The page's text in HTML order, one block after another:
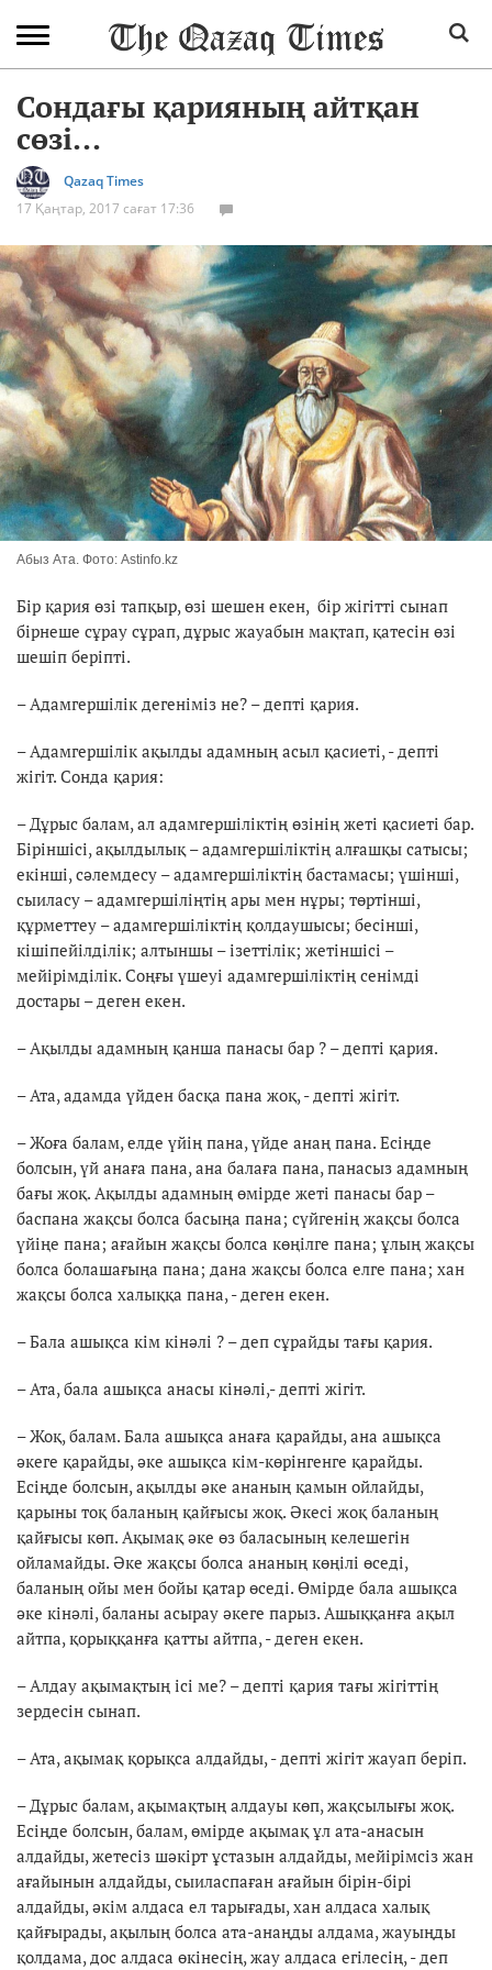
Сондағы қарияның айтқан
сөзі...
Qazaq Times
17 Қаңтар, 2017 сағат 17:36
Абыз Ата. Фото: Astinfo.kz
Бір қария өзі тапқыр, өзі шешен екен, бір жігітті сынап
бірнеше сұрау сұрап, дұрыс жауабын мақтап, қатесін өзі
шешіп беріпті.
– Адамгершілік дегеніміз не? – депті қария.
– Адамгершілік ақылды адамның асыл қасиеті, - депті
жігіт. Сонда қария:
– Дұрыс балам, ал адамгершіліктің өзінің жеті қасиеті бар.
Біріншісі, ақылдылық – адамгершіліктің алғашқы сатысы;
екінші, сәлемдесу – адамгершіліктің бастамасы; үшінші,
сыиласу – адамгершіліңтің ары мен нұры; төртінші,
құрметтеу – адамгершіліктің қолдаушысы; бесінші,
кішіпейілділік; алтыншы – ізеттілік; жетіншісі –
мейірімділік. Соңғы үшеуі адамгершіліктің сенімді
достары – деген екен.
– Ақылды адамның қанша панасы бар ? – депті қария.
– Ата, адамда үйден басқа пана жоқ, - депті жігіт.
– Жоға балам, елде үйің пана, үйде анаң пана. Есіңде
болсын, үй анаға пана, ана балаға пана, панасыз адамның
бағы жоқ. Ақылды адамның өмірде жеті панасы бар –
баспана жақсы болса басыңа пана; сүйгенің жақсы болса
үйіңе пана; ағайын жақсы болса көңілге пана; ұлың жақсы
болса болашағыңа пана; дана жақсы болса елге пана; хан
жақсы болса халыққа пана, - деген екен.
– Бала ашықса кім кінәлі ? – деп сұрайды тағы қария.
– Ата, бала ашықса анасы кінәлі,- депті жігіт.
– Жоқ, балам. Бала ашықса анаға қарайды, ана ашықса
әкеге қарайды, әке ашықса кім-көрінгенге қарайды.
Есіңде болсын, ақылды әке ананың қамын ойлайды,
қарыны тоқ баланың қайғысы жоқ. Әкесі жоқ баланың
қайғысы көп. Ақымақ әке өз баласының келешегін
ойламайды. Әке жақсы болса ананың көңілі өседі,
баланың ойы мен бойы қатар өседі. Өмірде бала ашықса
әке кінәлі, баланы асырау әкеге парыз. Ашыққанға ақыл
айтпа, қорыққанға қатты айтпа, - деген екен.
– Алдау ақымақтың ісі ме? – депті қария тағы жігіттің
зердесін сынап.
– Ата, ақымақ қорықса алдайды, - депті жігіт жауап беріп.
– Дұрыс балам, ақымақтың алдауы көп, жақсылығы жоқ.
Есіңде болсын, балам, өмірде ақымақ ұл ата-анасын
алдайды, жетесіз шәкірт ұстазын алдайды, мейірімсіз жан
ағайынын алдайды, сыиласпаған ағайын бірін-бірі
алдайды, әкім алдаса ел тарығады, хан алдаса халық
қайғырады, ақылың болса ата-анаңды алдама, жауыңды
қолдама, дос алдаса өкінесің, жау алдаса егілесің, - деп